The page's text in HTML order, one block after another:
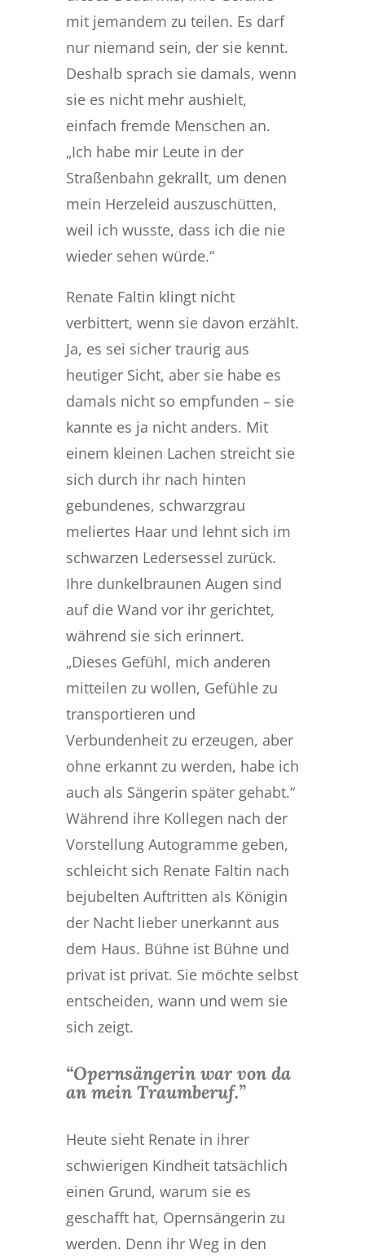
mit jemandem zu teilen. Es darf
nur niemand sein, der sie kennt.
Deshalb sprach sie damals, wenn
sie es nicht mehr aushielt,
einfach fremde Menschen an.
„Ich habe mir Leute in der
Straßenbahn gekrallt, um denen
mein Herzeleid auszuschütten,
weil ich wusste, dass ich die nie
wieder sehen würde.“
Renate Faltin klingt nicht
verbittert, wenn sie davon erzählt.
Ja, es sei sicher traurig aus
heutiger Sicht, aber sie habe es
damals nicht so empfunden – sie
kannte es ja nicht anders. Mit
einem kleinen Lachen streicht sie
sich durch ihr nach hinten
gebundenes, schwarzgrau
meliertes Haar und lehnt sich im
schwarzen Ledersessel zurück.
Ihre dunkelbraunen Augen sind
auf die Wand vor ihr gerichtet,
während sie sich erinnert.
„Dieses Gefühl, mich anderen
mitteilen zu wollen, Gefühle zu
transportieren und
Verbundenheit zu erzeugen, aber
ohne erkannt zu werden, habe ich
auch als Sängerin später gehabt.“
Während ihre Kollegen nach der
Vorstellung Autogramme geben,
schleicht sich Renate Faltin nach
bejubelten Auftritten als Königin
der Nacht lieber unerkannt aus
dem Haus. Bühne ist Bühne und
privat ist privat. Sie möchte selbst
entscheiden, wann und wem sie
sich zeigt.
“Opernsängerin war von da
an mein Traumberuf.”
Heute sieht Renate in ihrer
schwierigen Kindheit tatsächlich
einen Grund, warum sie es
geschafft hat, Opernsängerin zu
werden. Denn ihr Weg in den